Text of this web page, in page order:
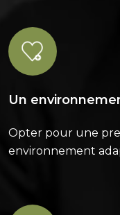
Un
Opter pour une
environnement